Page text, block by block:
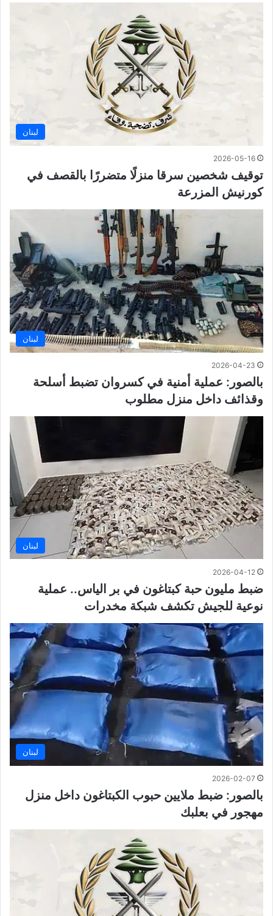
لبنان
2026-05-16
توقيف شخصين سرقا منزلًا متضررًا بالقصف في
كورنيش المزرعة
لبنان
2026-04-23
بالصور: عملية أمنية في كسروان تضبط أسلحة
وقذائف داخل منزل مطلوب
لبنان
2026-04-12
ضبط مليون حبة كبتاغون في بر الياس.. عملية
نوعية للجيش تكشف شبكة مخدرات
لبنان
2026-02-07
بالصور: ضبط ملايين حبوب الكبتاغون داخل منزل
مهجور في بعلبك